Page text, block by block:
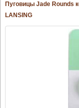
Пуговицы Jade Rounds
LANSING